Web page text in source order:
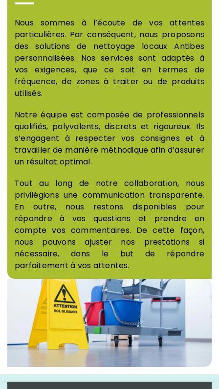
Nous sommes à l’écoute de vos attentes
particulières. Par conséquent, nous proposons
des solutions de nettoyage locaux Antibes
personnalisées. Nos services sont adaptés à
vos exigences, que ce soit en termes de
fréquence, de zones à traiter ou de produits
utilisés.
Notre équipe est composée de professionnels
qualifiés, polyvalents, discrets et rigoureux. Ils
s’engagent à respecter vos consignes et à
travailler de manière méthodique afin d’assurer
un résultat optimal.
Tout au long de notre collaboration, nous
privilégions une communication transparente.
En outre, nous restons disponibles pour
répondre à vos questions et prendre en
compte vos commentaires. De cette façon,
nous pouvons ajuster nos prestations si
nécessaire, dans le but de répondre
parfaitement à vos attentes.